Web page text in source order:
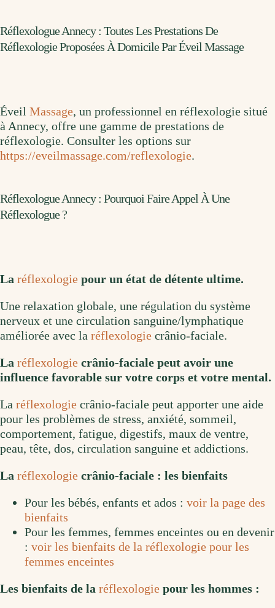
Réflexologue Annecy : Toutes Les Prestations De
Réflexologie Proposées À Domicile Par Éveil Massage
Éveil Massage, un professionnel en réflexologie situé
à Annecy, offre une gamme de prestations de
réflexologie. Consulter les options sur
https://eveilmassage.com/reflexologie.
Réflexologue Annecy : Pourquoi Faire Appel À Une
Réflexologue ?
La réflexologie pour un état de détente ultime.
Une relaxation globale, une régulation du système
nerveux et une circulation sanguine/lymphatique
améliorée avec la réflexologie crânio-faciale.
La réflexologie crânio-faciale peut avoir une
influence favorable sur votre corps et votre mental.
La réflexologie crânio-faciale peut apporter une aide
pour les problèmes de stress, anxiété, sommeil,
comportement, fatigue, digestifs, maux de ventre,
peau, tête, dos, circulation sanguine et addictions.
La réflexologie crânio-faciale : les bienfaits
Pour les bébés, enfants et ados : voir la page des
bienfaits
Pour les femmes, femmes enceintes ou en devenir
: voir les bienfaits de la réflexologie pour les
femmes enceintes
Les bienfaits de la réflexologie pour les hommes :